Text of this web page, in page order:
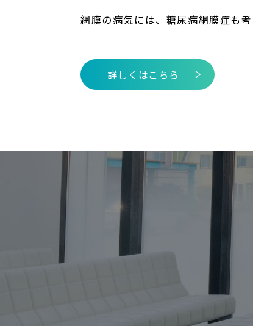
網膜の病気には、糖尿病網膜症も
詳しくはこちら